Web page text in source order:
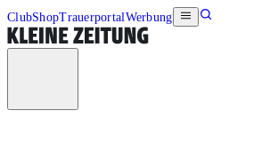
ClubShopTrauerportalWerbung